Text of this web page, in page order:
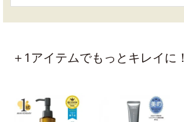
＋1アイテムでもっとキレイに！